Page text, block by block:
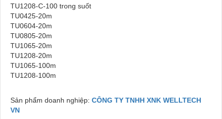
TU1208-C-100 trong suốt
TU0425-20m
TU0604-20m
TU0805-20m
TU1065-20m
TU1208-20m
TU1065-100m
TU1208-100m
Sản phẩm doanh nghiệp: CÔNG TY TNHH XNK WELLTECH
VN